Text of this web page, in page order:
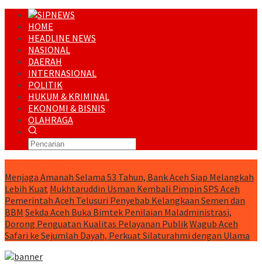
HOME
HEADLINE NEWS
NASIONAL
DAERAH
INTERNASIONAL
POLITIK
HUKUM & KRIMINAL
EKONOMI & BISNIS
OLAHRAGA
Menjaga Amanah Selama 53 Tahun, Bank Aceh Siap Melangkah
Lebih Kuat Mukhtaruddin Usman Kembali Pimpin SPS Aceh
Pemerintah Aceh Telusuri Penyebab Kelangkaan Semen dan
BBM Sekda Aceh Buka Bimtek Penilaian Maladministrasi,
Dorong Penguatan Kualitas Pelayanan PublikWagub Aceh
Safari ke Sejumlah Dayah, Perkuat Silaturahmi dengan Ulama